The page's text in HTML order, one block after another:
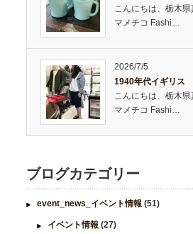
こんにちは、栃木
マメチコ Fashi…
2026/7/5
1940年代イギリス
こんにちは、栃木
マメチコ Fashi…
ブログカテゴリー
event_news_イベント情報 (51)
イベント情報 (27)